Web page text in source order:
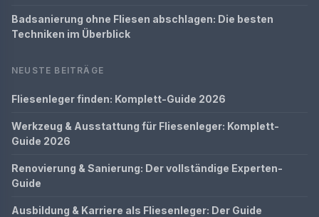
Badsanierung ohne Fliesen abschlagen: Die besten
Techniken im Überblick
NEUSTE BEITRÄGE
Fliesenleger finden: Komplett-Guide 2026
Werkzeug & Ausstattung für Fliesenleger: Komplett-
Guide 2026
Renovierung & Sanierung: Der vollständige Experten-
Guide
Ausbildung & Karriere als Fliesenleger: Der Guide